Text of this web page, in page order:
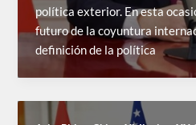
política exterior. En esta
futuro de la coyuntura
definición de la política